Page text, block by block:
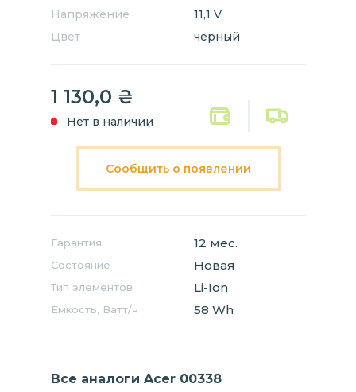
Напряжение
11,1 V
Цвет
черный
1 130,0 ₴
Нет в наличии
Сообщить о появлении
Гарантия 12 мес.
Состояние Новая
Тип элементов Li-Ion
Емкость, Ватт/ч 58 Wh
Все аналоги Acer 00338